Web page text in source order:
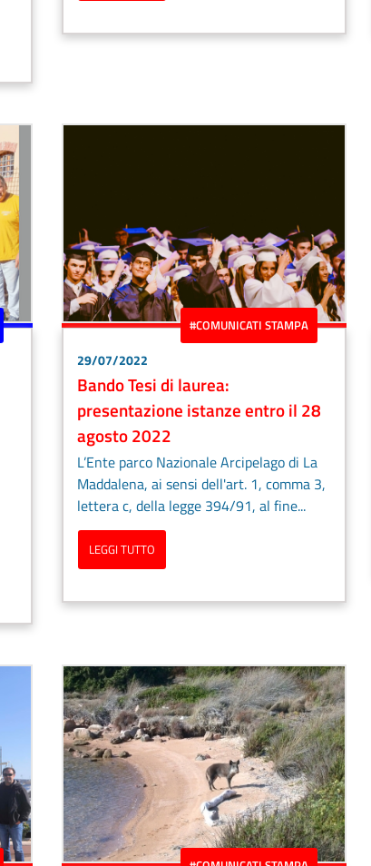
#COMUNICATI STAMPA
29/07/2022
Bando Tesi di laurea:
presentazione istanze entro il 28
agosto 2022
L’Ente parco Nazionale Arcipelago di La
Maddalena, ai sensi dell'art. 1, comma 3,
lettera c, della legge 394/91, al fine...
LEGGI TUTTO